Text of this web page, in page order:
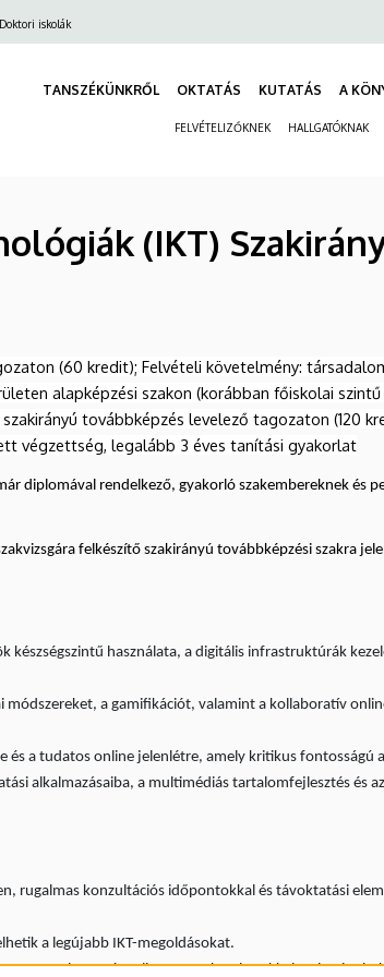
Doktori iskolák
TANSZÉKÜNKRŐL OKTATÁS KUTATÁS A
FELVÉTELIZŐKNEK HALLGATÓKNAK
(IKT)
(60 kredit); Felvételi követelmény:
alapképzési szakon (korábban főiskolai
szakirányú továbbképzés levelező tagozaton (120
végzettség, legalább 3 éves tanítási gyakorlat
diplomával rendelkező, gyakorló szakembereknek és
felkészítő szakirányú továbbképzési szakra
készségszintű használata, a digitális infrastruktúrák
módszereket, a gamifikációt, valamint a kollaboratív
és a tudatos online jelenlétre, amely kritikus fontosságú
alkalmazásaiba, a multimédiás tartalomfejlesztés és
rugalmas konzultációs időpontokkal és távoktatási
a legújabb IKT-megoldásokat.
tapasztalatcserére elismert szakemberekkel, valamint